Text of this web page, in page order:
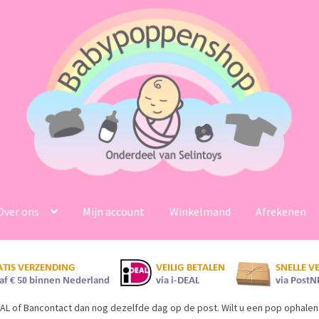
ons Mijn account Winkelmand Afrekenen
of Bancontact dan nog dezelfde dag op de post. Wilt u een pop